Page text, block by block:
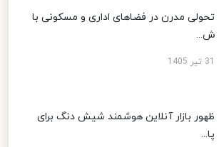
تحولی مدرن در فضاهای اداری و مسکونی با
ش...
ظهور بازار آنلاین هوشمند شیش دنگ برای
پا...